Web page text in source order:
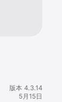
版本 4.3.14
5月15日